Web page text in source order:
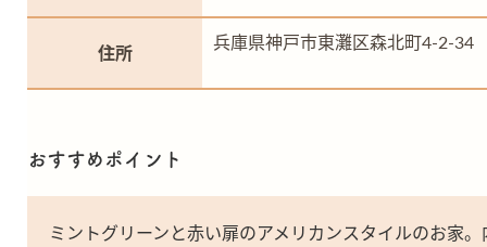
住所 兵庫県神戸市東灘区森北町4-2-34
おすすめポイント
ミントグリーンと赤い扉のアメリカンスタイルのお家